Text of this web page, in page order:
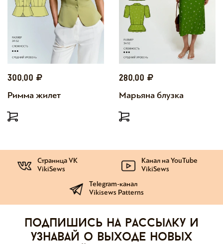
300,00
Римма жилет
280,00
Марьяна блузка
Страница VK
VikiSews
Канал на YouTube
VikiSews
Telegram-канал
Vikisews Patterns
Подпишись на рассылку и
узнавай о выходе новых